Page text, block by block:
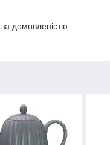
домовленістю